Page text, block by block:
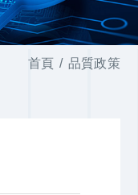
首頁 品質政策